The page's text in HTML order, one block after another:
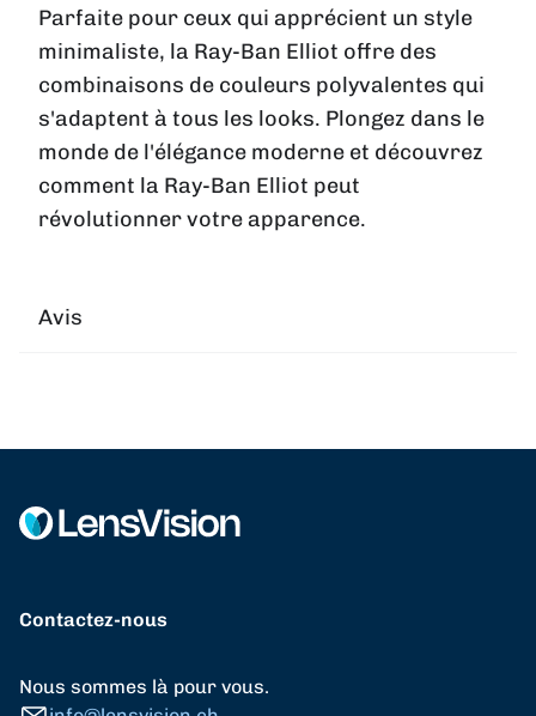
Parfaite pour ceux qui apprécient un style
minimaliste, la Ray-Ban Elliot offre des
combinaisons de couleurs polyvalentes qui
s'adaptent à tous les looks. Plongez dans le
monde de l'élégance moderne et découvrez
comment la Ray-Ban Elliot peut
révolutionner votre apparence.
Avis
Contactez-nous
Nous sommes là pour vous.